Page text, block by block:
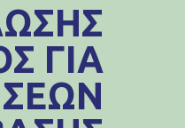
ΓΙΑ